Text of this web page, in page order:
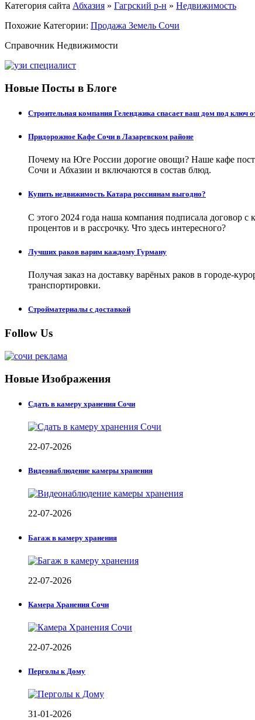
Категория сайта Абхазия » Гагрский р-н » Недвижимость
Похожие Категории: Продажа Земель Сочи
Справочник Недвижимости
Новые Посты в Блоге
Строительная компания Геленджика спасает ваш дом под ключ
Придорожное Кафе Сочи в Лазаревском районе
Почему на Юге России дорогие овощи? Наше кафе
Сочи и Абхазии и включаются в состав блюд.
Купить недвижимость Катара россиянам выгодно?
С этого 2024 года наша компания подписала договор
процентов и в рассрочку. Что здесь интересного?
Лучших раков варим каждому Гурману
Получая заказ на доставку варёных раков в городе-
транспортировки.
Стройматериалы с доставкой
Follow Us
Новые Изображения
Сдать в камеру хранения Сочи
22-07-2026
Видеонаблюдение камеры хранения
22-07-2026
Багаж в камеру хранения
22-07-2026
Камера Хранения Сочи
22-07-2026
Перголы к Дому
31-01-2026